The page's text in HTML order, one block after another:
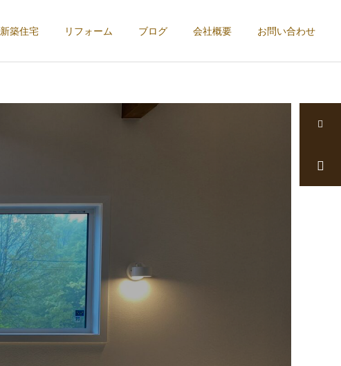
新築住宅 リフォーム ブログ 会社概要 お問い合わせ